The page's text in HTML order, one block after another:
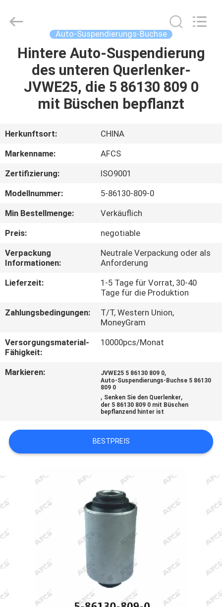
HAUSE
PRODUKTE
VIDEOS
UNS
WERKSBESICHTIGUNG
QUALITÄTSKONTROLLE
KONTAKT
NACHRICHTEN
ANGEBOT
ANFORDERN
DATENSCHUTZERKLÄRUNG
Reserved.
Auto-Suspendierungs-Buchse
Hintere Auto-Suspendierung
des unteren Querlenker-
JVWE25, die 5 86130 809 0
mit Büschen bepflanzt
Herkunftsort:
CHINA
Markenname:
AFCS
Zertifizierung:
ISO9001
Modellnummer:
5-86130-809-0
Min Bestellmenge:
Verkäuflich
Preis:
negotiable
Verpackung
Informationen:
Neutrale Verpackung oder als
Anforderung
Lieferzeit:
1-5 Tage für Vorrat, 30-40
Tage für die Produktion
Zahlungsbedingungen:
T/T, Western Union,
MoneyGram
Versorgungsmaterial-
Fähigkeit:
10000pcs/Monat
Markieren: JVWE25 5 86130 809 0,
Auto-Suspendierungs-Buchse 5 86130
809 0
, Senken Sie den Querlenker,
der 5 86130 809 0 mit Büschen
bepflanzend hinter ist
BESTPREIS